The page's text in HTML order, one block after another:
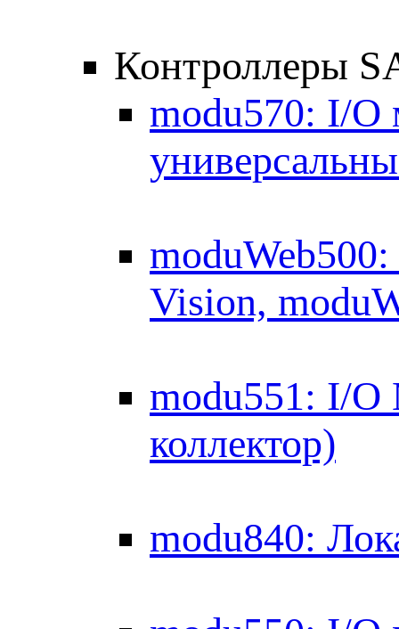
Контроллеры
modu570: I/O
Vision,
modu551: I/
коллектор)
modu840: